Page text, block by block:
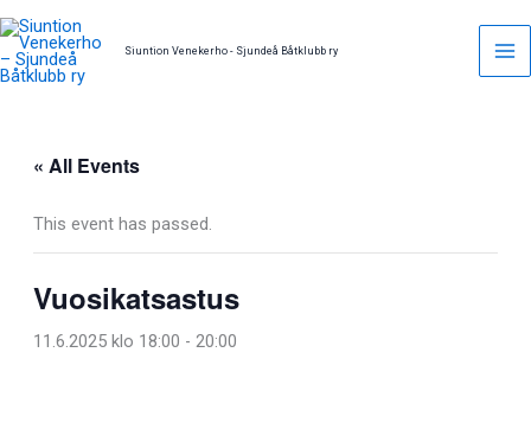
Skip
to
content
Siuntion Venekerho - Sjundeå Båtklubb ry
« All Events
This event has passed.
Vuosikatsastus
11.6.2025 klo 18:00 - 20:00